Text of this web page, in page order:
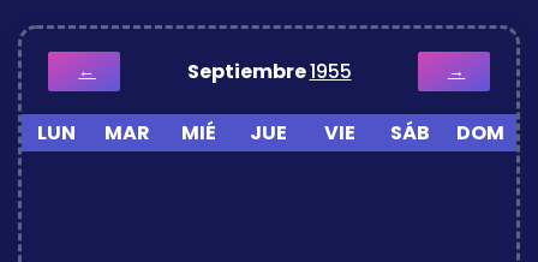
← Septiembre1955 →
LUN MAR MIÉ JUE VIE SÁB DOM